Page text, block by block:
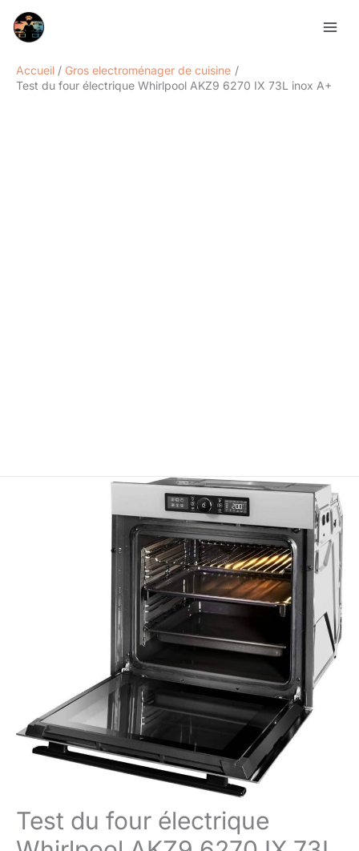
Accueil
Gros electroménager de cuisine
Test du four électrique Whirlpool AKZ9 6270 IX 73L inox A+
Test du four électrique
Rechercher